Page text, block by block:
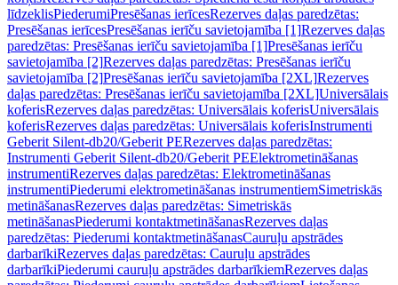
līdzeklisPiederumiPresēšanas ierīcesRezerves daļas paredzētas:
Presēšanas ierīcesPresēšanas ierīču savietojamība [1]Rezerves daļas
paredzētas: Presēšanas ierīču savietojamība [1]Presēšanas ierīču
savietojamība [2]Rezerves daļas paredzētas: Presēšanas ierīču
savietojamība [2]Presēšanas ierīču savietojamība [2XL]Rezerves
daļas paredzētas: Presēšanas ierīču savietojamība [2XL]Universālais
koferisRezerves daļas paredzētas: Universālais koferisUniversālais
koferisRezerves daļas paredzētas: Universālais koferisInstrumenti
Geberit Silent-db20/Geberit PERezerves daļas paredzētas:
Instrumenti Geberit Silent-db20/Geberit PEElektrometināšanas
instrumentiRezerves daļas paredzētas: Elektrometināšanas
instrumentiPiederumi elektrometināšanas instrumentiemSimetriskās
metināšanasRezerves daļas paredzētas: Simetriskās
metināšanasPiederumi kontaktmetināšanasRezerves daļas
paredzētas: Piederumi kontaktmetināšanasCauruļu apstrādes
darbarīkiRezerves daļas paredzētas: Cauruļu apstrādes
darbarīkiPiederumi cauruļu apstrādes darbarīkiemRezerves daļas